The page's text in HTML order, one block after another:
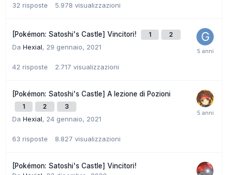
32 risposte 5.978 visualizzazioni
[Pokémon: Satoshi's Castle] Vincitori! 1 2
Da Hexial, 29 gennaio, 2021
42 risposte 2.717 visualizzazioni
[Pokémon: Satoshi's Castle] A lezione di Pozioni
1 2 3
Da Hexial, 24 gennaio, 2021
63 risposte 8.827 visualizzazioni
[Pokémon: Satoshi's Castle] Vincitori!